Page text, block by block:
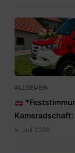
IMG-
20260705-
WA0009.jpg
ALLGEMEIN
Kameradschaft:
5. Juli 2026